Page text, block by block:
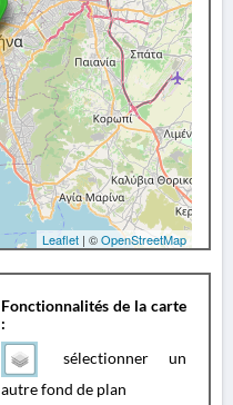
Leaflet | ©OpenStreetMap
Fonctionnalités de la carte
:
sélectionner un
autre fond de plan